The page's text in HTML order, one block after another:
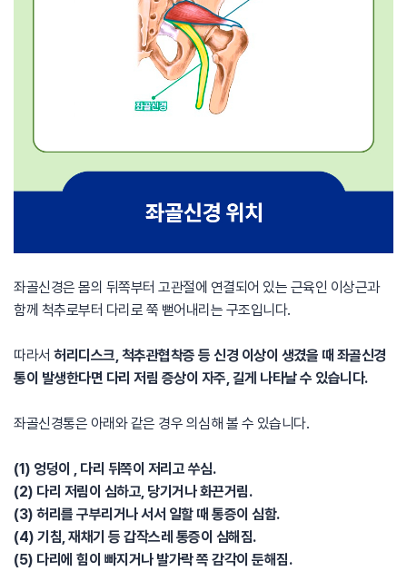
좌골신경은 몸의 뒤쪽부터 고관절에 연결되어 있는 근육인 이상근과
함께 척추로부터 다리로 쭉 뻗어내리는 구조입니다.
따라서 허리디스크, 척추관협착증 등 신경 이상이 생겼을 때 좌골신경
통이 발생한다면 다리 저림 증상이 자주, 길게 나타날 수 있습니다.
좌골신경통은 아래와 같은 경우 의심해 볼 수 있습니다.
(1) 엉덩이 , 다리 뒤쪽이 저리고 쑤심.
(2) 다리 저림이 심하고, 당기거나 화끈거림.
(3) 허리를 구부리거나 서서 일할 때 통증이 심함.
(4) 기침, 재채기 등 갑작스레 통증이 심해짐.
(5) 다리에 힘이 빠지거나 발가락 쪽 감각이 둔해짐.